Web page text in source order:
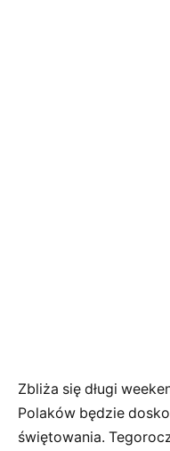
Zbliża się długi
Polaków będzie
świętowania.